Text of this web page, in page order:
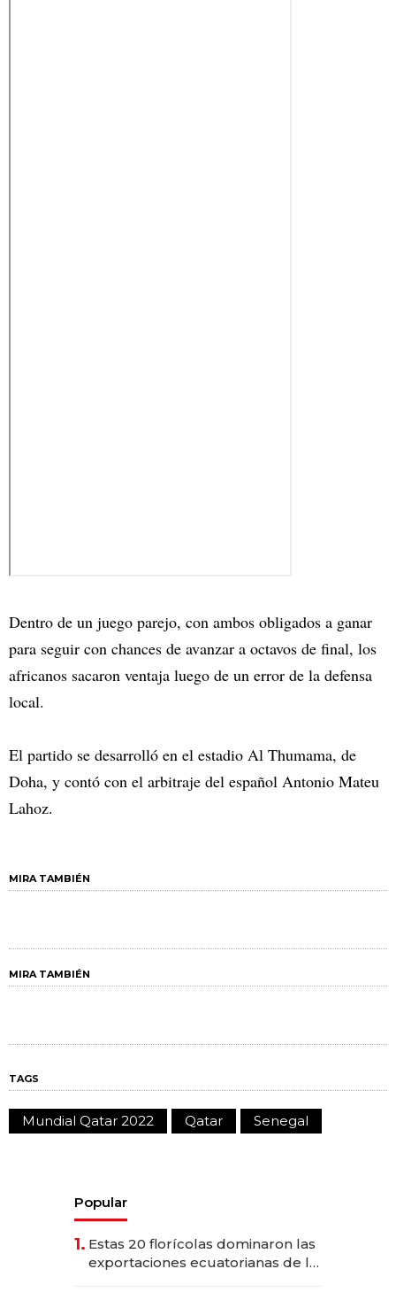
Dentro de un juego parejo, con ambos obligados a ganar
para seguir con chances de avanzar a octavos de final, los
africanos sacaron ventaja luego de un error de la defensa
local.
El partido se desarrolló en el estadio Al Thumama, de
Doha, y contó con el arbitraje del español Antonio Mateu
Lahoz.
MIRA TAMBIÉN
MIRA TAMBIÉN
TAGS
Mundial Qatar 2022 Qatar Senegal
Popular
1. Estas 20 florícolas dominaron las
exportaciones ecuatorianas de la